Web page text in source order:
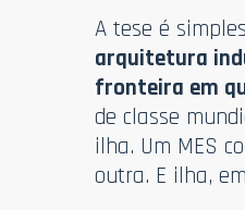
A tese é
arquitetura
fronteira em
de classe
ilha. Um MES
outra. E ilha,